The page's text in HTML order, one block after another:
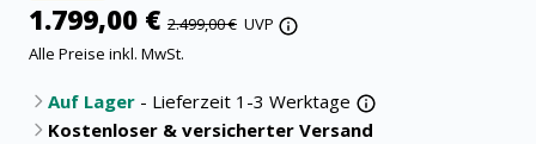
1.799,00 € 2.499,00 € UVP
Alle Preise inkl. MwSt.
Auf Lager - Lieferzeit 1-3 Werktage
Kostenloser & versicherter Versand